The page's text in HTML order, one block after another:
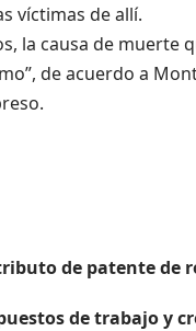
víctimas de allí.
la causa de muerte
de acuerdo a
de patente de
de trabajo y